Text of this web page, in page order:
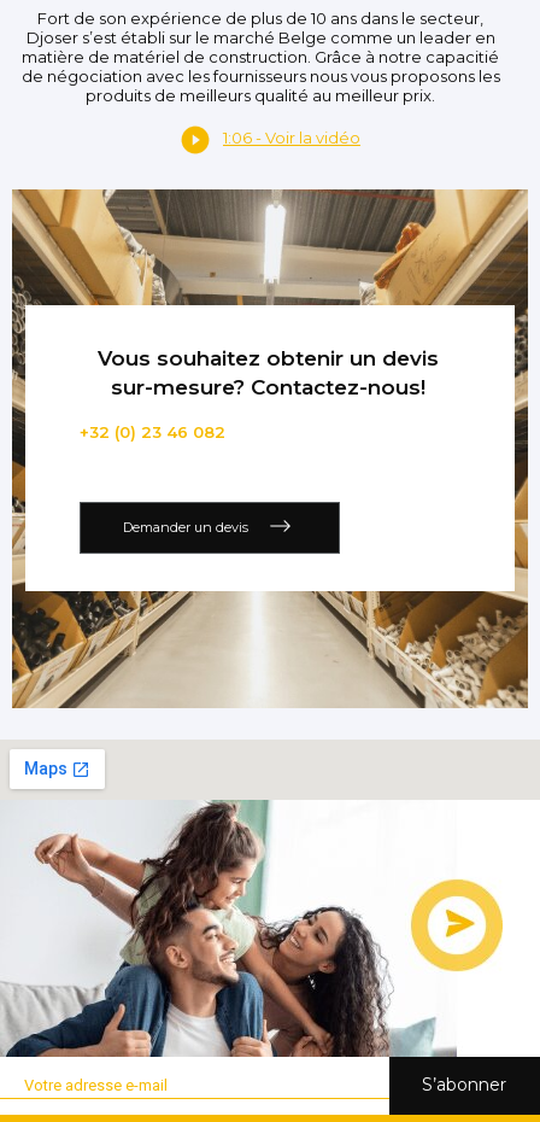
Fort de son expérience de plus de 10 ans dans le secteur,
Djoser s’est établi sur le marché Belge comme un leader en
matière de matériel de construction. Grâce à notre capacitié
de négociation avec les fournisseurs nous vous proposons les
produits de meilleurs qualité au meilleur prix.
1:06 - Voir la vidéo
Vous souhaitez obtenir un devis
sur-mesure? Contactez-nous!
+32 (0) 23 46 082
Demander un devis
S’abonner